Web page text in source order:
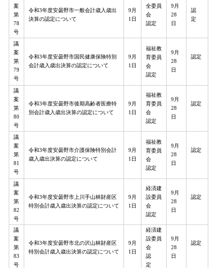
案
第
78
号
令和3年度安曇野市一般会計歳入歳出
決算の認定について
9月
1日
全委員
会
認定
9月
28
日
認
定
議
案
第
79
号
令和3年度安曇野市国民健康保険特別
会計歳入歳出決算の認定について
9月
1日
福祉教
育委員
会
認定
9月
28
日
認定
議
案
第
80
号
令和3年度安曇野市後期高齢者医療特
別会計歳入歳出決算の認定について
9月
1日
福祉教
育委員
会
認定
9月
28
日
認定
議
案
第
81
号
令和3年度安曇野市介護保険特別会計
歳入歳出決算の認定について
9月
1日
福祉教
育委員
会
認定
​9月
28
日
認定
議
案
第
82
号
令和3年度安曇野市上川手山林財産区
特別会計歳入歳出決算の認定について
9月
1日
経済建
設委員
会
​認定
9月
28
日
認定
議
案
第
83
号
令和3年度安曇野市北の沢山林財産区
特別会計歳入歳出決算の認定について
9月
1日
経済建
設委員
会
​認
定
9月
28
日
認定